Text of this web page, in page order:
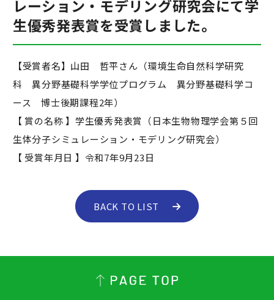
レーション・モデリング研究会にて学
生優秀発表賞を受賞しました。
【受賞者名】山田 哲平さん（環境生命自然科学研究
科 異分野基礎科学学位プログラム 異分野基礎科学コ
ース 博士後期課程2年）
【 賞の名称 】学生優秀発表賞（日本生物物理学会第５回
生体分子シミュレーション・モデリング研究会）
【 受賞年月日 】令和7年9月23日
BACK TO LIST